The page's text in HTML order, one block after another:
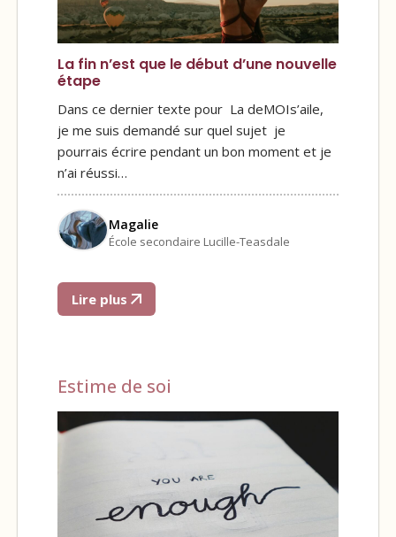
La fin n’est que le début d’une nouvelle
étape
Dans ce dernier texte pour La deMOIs’aile,
je me suis demandé sur quel sujet je
pourrais écrire pendant un bon moment et je
n’ai réussi…
Magalie
École secondaire Lucille-Teasdale
Lire plus
Estime de soi